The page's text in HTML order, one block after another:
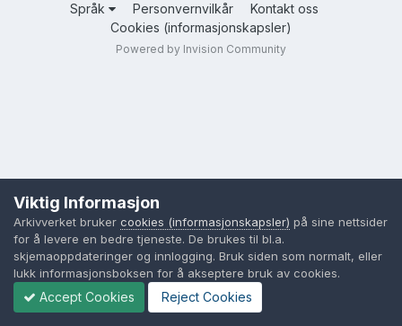
Språk Personvernvilkår
Kontakt oss
Cookies (informasjonskapsler)
Powered by Invision Community
Viktig Informasjon
Arkivverket bruker cookies (informasjonskapsler) på sine nettsider
for å levere en bedre tjeneste. De brukes til bl.a.
skjemaoppdateringer og innlogging. Bruk siden som normalt, eller
lukk informasjonsboksen for å akseptere bruk av cookies.
Accept Cookies Reject Cookies